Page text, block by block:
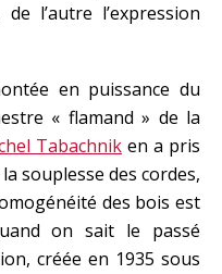
l’autre l’expression
en puissance du
« flamand » de la
Tabachnik en a pris
souplesse des cordes,
des bois est
on sait le passé
créée en 1935 sous